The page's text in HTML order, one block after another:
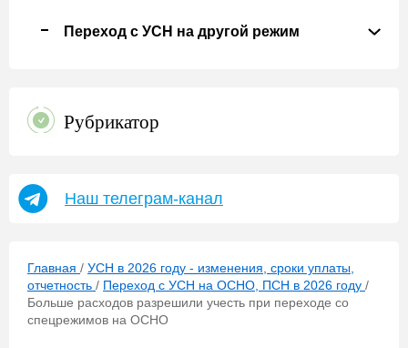
Переход с УСН на другой режим
Рубрикатор
Наш телеграм-канал
Главная / УСН в 2026 году - изменения, сроки уплаты,
отчетность / Переход с УСН на ОСНО, ПСН в 2026 году /
Больше расходов разрешили учесть при переходе со
спецрежимов на ОСНО